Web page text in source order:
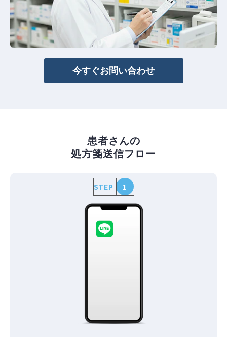
今すぐお問い合わせ
患者さんの
処方箋送信フロー
STEP 1